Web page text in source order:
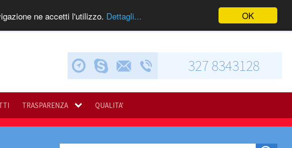
OK
ne accetti l'utilizzo. Dettagli...
Via Calabresi, 5
Chiama via Skype
Invia una e-mail327 8343128
TRASPARENZA QUALITA'